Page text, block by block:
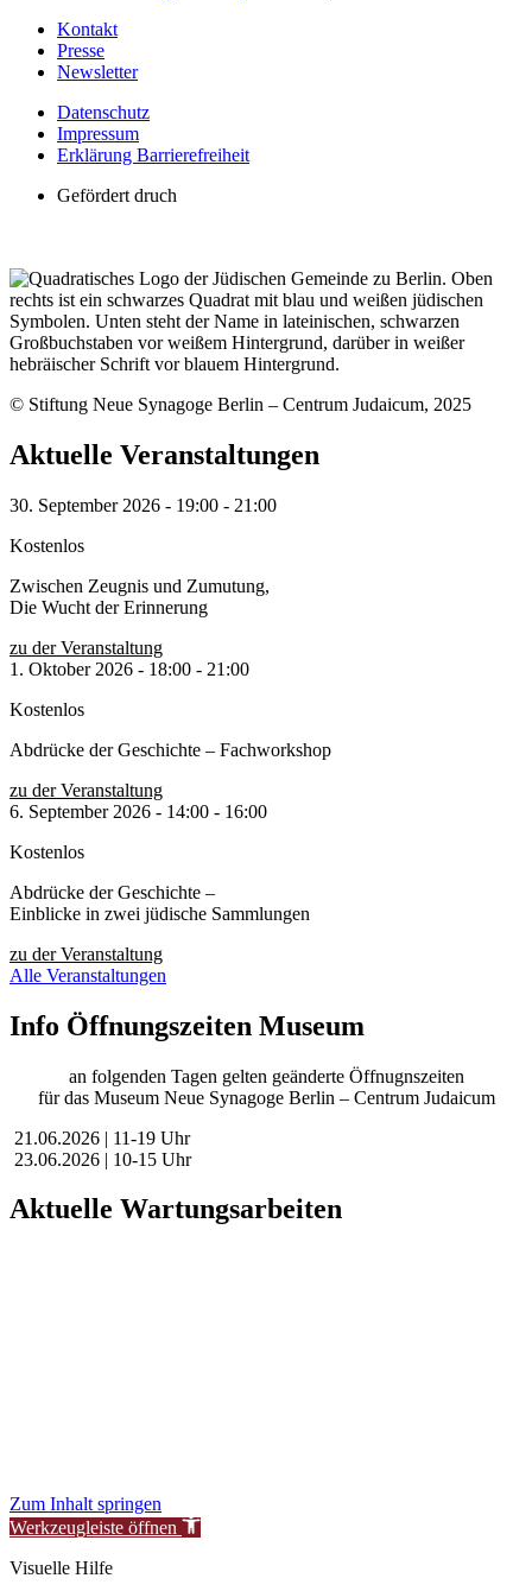
Kontakt
Presse
Newsletter
Datenschutz
Impressum
Erklärung Barrierefreiheit
Gefördert druch
© Stiftung Neue Synagoge Berlin – Centrum Judaicum, 2025
Aktuelle Veranstaltungen
30. September 2026 - 19:00 - 21:00
Kostenlos
Zwischen Zeugnis und Zumutung,
Die Wucht der Erinnerung
zu der Veranstaltung
1. Oktober 2026 - 18:00 - 21:00
Kostenlos
Abdrücke der Geschichte – Fachworkshop
zu der Veranstaltung
6. September 2026 - 14:00 - 16:00
Kostenlos
Abdrücke der Geschichte –
Einblicke in zwei jüdische Sammlungen
zu der Veranstaltung
Alle Veranstaltungen
Info Öffnungszeiten Museum
an folgenden Tagen gelten geänderte Öffnugnszeiten
für das Museum Neue Synagoge Berlin – Centrum Judaicum
21.06.2026 | 11-19 Uhr
23.06.2026 | 10-15 Uhr
Aktuelle Wartungsarbeiten
Zum Inhalt springen
Werkzeugleiste öffnen
Visuelle Hilfe